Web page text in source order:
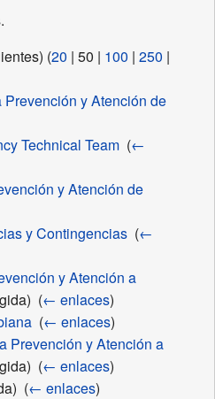
) (20 | 50 | 100 | 250 |
y Atención de
Technical Team‎ (←
y Atención de
y Contingencias‎ (←
y Atención a
(← enlaces)
‎ (← enlaces)
Prevención y Atención a
(← enlaces)
(← enlaces)